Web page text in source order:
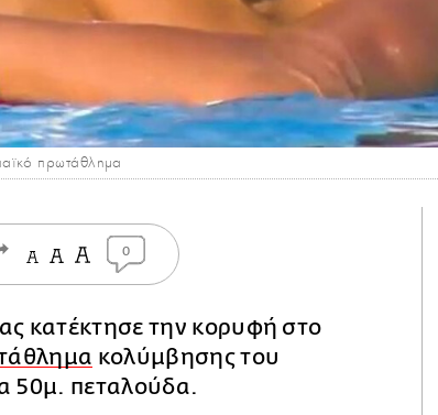
πρωτάθλημα
0
κατέκτησε την κορυφή στο
κολύμβησης του
50μ. πεταλούδα.